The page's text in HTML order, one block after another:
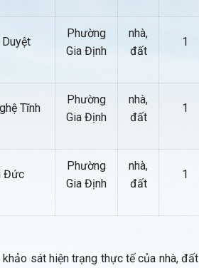
Phường
Gia Định
nhà,
đất
1
Tĩnh
Phường
Gia Định
nhà,
đất
1
Đức
Phường
Gia Định
nhà,
đất
1
khảo sát hiện trạng thực tế của nhà,